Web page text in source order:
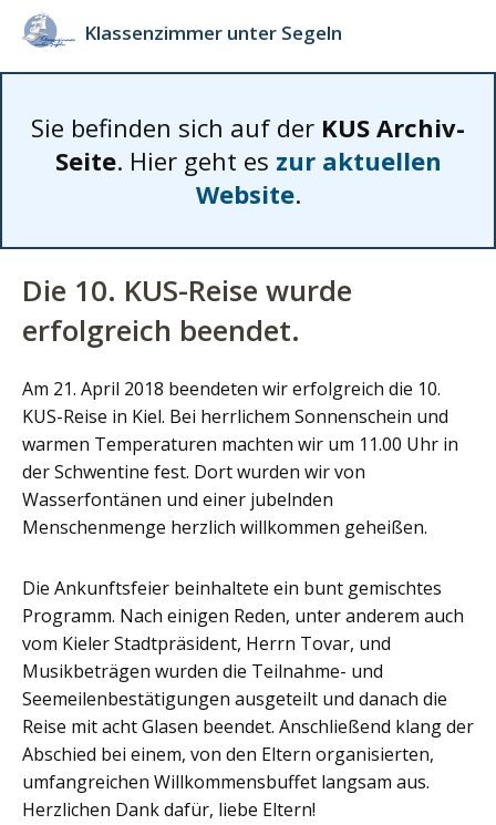
Klassenzimmer unter Segeln
Sie befinden sich auf der KUS Archiv-
Seite. Hier geht es zur aktuellen
Website.
Die 10. KUS-Reise wurde
erfolgreich beendet.
Am 21. April 2018 beendeten wir erfolgreich die 10.
KUS-Reise in Kiel. Bei herrlichem Sonnenschein und
warmen Temperaturen machten wir um 11.00 Uhr in
der Schwentine fest. Dort wurden wir von
Wasserfontänen und einer jubelnden
Menschenmenge herzlich willkommen geheißen.
Die Ankunftsfeier beinhaltete ein bunt gemischtes
Programm. Nach einigen Reden, unter anderem auch
vom Kieler Stadtpräsident, Herrn Tovar, und
Musikbeträgen wurden die Teilnahme- und
Seemeilenbestätigungen ausgeteilt und danach die
Reise mit acht Glasen beendet. Anschließend klang der
Abschied bei einem, von den Eltern organisierten,
umfangreichen Willkommensbuffet langsam aus.
Herzlichen Dank dafür, liebe Eltern!